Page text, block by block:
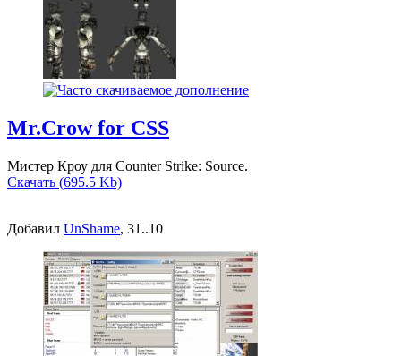
Mr.Crow for CSS
Мистер Кроу для Counter Strike: Source.
Скачать (695.5 Kb)
Добавил UnShame, 31..10